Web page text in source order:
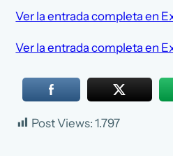
Ver la entrada completa en
Ver la entrada completa en
Post Views: 1.797